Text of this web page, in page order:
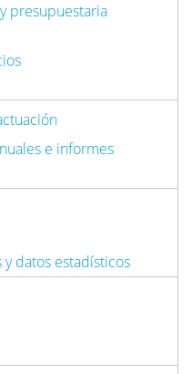
presupuestaria
e informes
datos estadísticos